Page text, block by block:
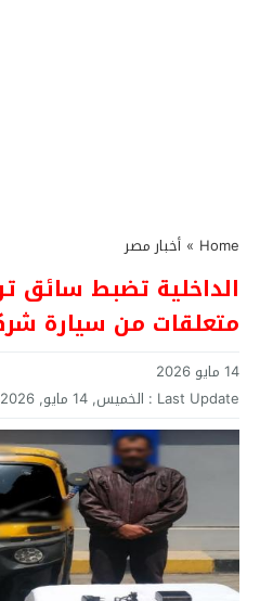
Home
» أخبار مصر
الداخلية تضبط
متعلقات من سيارة
14 مايو 2026
Last Update : الخميس, 14 مايو, 2026 - 6:38 مساءً